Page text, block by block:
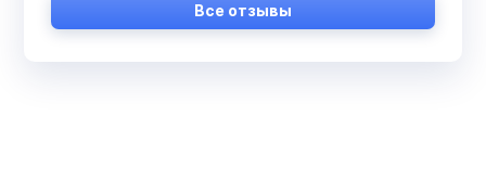
Все отзывы